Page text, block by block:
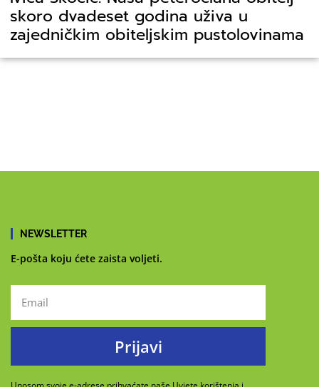
skoro dvadeset godina uživa u
zajedničkim obiteljskim pustolovinama
NEWSLETTER
E-pošta koju ćete zaista voljeti.
Prijavi